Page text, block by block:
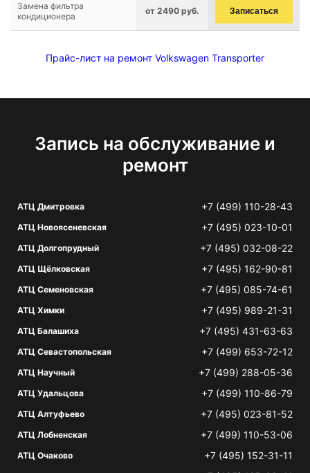
Замена фильтра
кондиционера
от 2490 руб. Записаться
Прайс-лист на ремонт Volkswagen Transporter
Запись на обслуживание и
ремонт
АТЦ Дмитровка +7 (499) 110-28-43
АТЦ Новоясеневская +7 (495) 023-10-01
АТЦ Долгопрудный +7 (495) 032-08-22
АТЦ Щёлковская +7 (495) 162-90-81
АТЦ Семеновская +7 (495) 085-74-61
АТЦ Химки +7 (495) 989-21-31
АТЦ Балашиха +7 (495) 431-63-63
АТЦ Севастопольская +7 (499) 653-72-12
АТЦ Научный +7 (499) 288-05-36
АТЦ Удальцова +7 (499) 110-86-79
АТЦ Алтуфьево +7 (495) 023-81-52
АТЦ Лобненская +7 (499) 110-53-06
АТЦ Очаково +7 (495) 152-31-11